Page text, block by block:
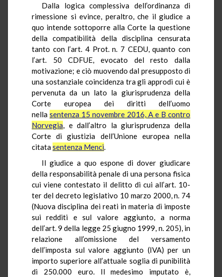
Dalla logica complessiva dell’ordinanza di
rimessione si evince, peraltro, che il giudice a
quo intende sottoporre alla Corte la questione
della compatibilità della disciplina censurata
tanto con l’art. 4 Prot. n. 7 CEDU, quanto con
l’art. 50 CDFUE, evocato del resto dalla
motivazione; e ciò muovendo dal presupposto di
una sostanziale coincidenza tra gli approdi cui è
pervenuta da un lato la giurisprudenza della
Corte europea dei diritti dell’uomo
nella sentenza 15 novembre 2016, A e B contro
Norvegia, e dall’altro la giurisprudenza della
Corte di giustizia dell’Unione europea nella
citatasentenza Menci.
Il giudice a quo espone di dover giudicare
della responsabilità penale di una persona fisica
cui viene contestato il delitto di cui all’art. 10-
ter del decreto legislativo 10 marzo 2000, n. 74
(Nuova disciplina dei reati in materia di imposte
sui redditi e sul valore aggiunto, a norma
dell’art. 9 della legge 25 giugno 1999, n. 205), in
relazione all’omissione del versamento
dell’imposta sul valore aggiunto (IVA) per un
importo superiore all’attuale soglia di punibilità
di 250.000 euro. Il medesimo imputato è,